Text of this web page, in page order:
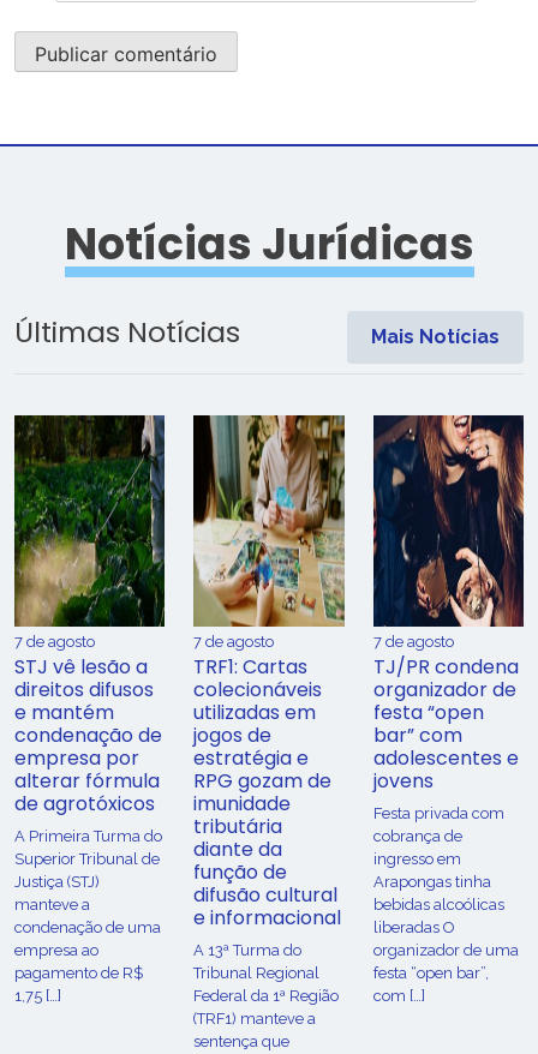
Notícias Jurídicas
Últimas Notícias Mais Notícias
7 de agosto
STJ vê lesão a
direitos difusos
e mantém
condenação de
empresa por
alterar fórmula
de agrotóxicos
​A Primeira Turma do
Superior Tribunal de
Justiça (STJ)
manteve a
condenação de uma
empresa ao
pagamento de R$
1,75 […]
7 de agosto
TRF1: Cartas
colecionáveis
utilizadas em
jogos de
estratégia e
RPG gozam de
imunidade
tributária
diante da
função de
difusão cultural
e informacional
A 13ª Turma do
Tribunal Regional
Federal da 1ª Região
(TRF1) manteve a
sentença que
7 de agosto
TJ/PR condena
organizador de
festa “open
bar” com
adolescentes e
jovens
Festa privada com
cobrança de
ingresso em
Arapongas tinha
bebidas alcoólicas
liberadas O
organizador de uma
festa “open bar”,
com […]